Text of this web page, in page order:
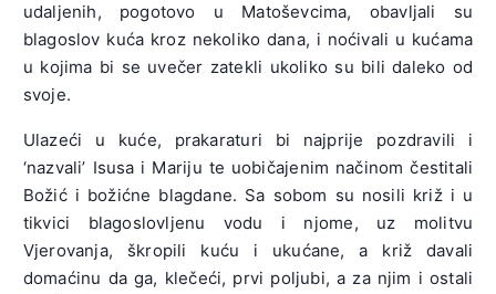
udaljenih, pogotovo u Matoševcima, obavljali su
blagoslov kuća kroz nekoliko dana, i noćivali u kućama
u kojima bi se uvečer zatekli ukoliko su bili daleko od
svoje.
Ulazeći u kuće, prakaraturi bi najprije pozdravili i
‘nazvali’ Isusa i Mariju te uobičajenim načinom čestitali
Božić i božićne blagdane. Sa sobom su nosili križ i u
tikvici blagoslovljenu vodu i njome, uz molitvu
Vjerovanja, škropili kuću i ukućane, a križ davali
domaćinu da ga, klečeći, prvi poljubi, a za njim i ostali